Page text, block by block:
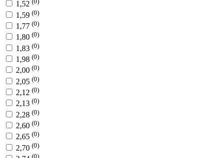
1,52
1,59 (0)
1,77 (0)
1,80 (0)
1,83 (0)
1,98 (0)
2,00 (0)
2,05 (0)
2,12 (0)
2,13 (0)
2,28 (0)
2,60 (0)
2,65 (0)
2,70 (0)
(0)